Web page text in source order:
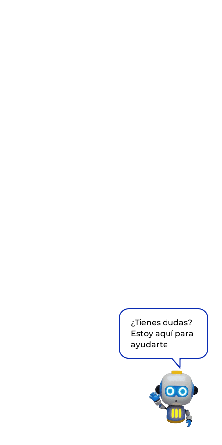
¿Tienes dudas?
Estoy aquí para
ayudarte